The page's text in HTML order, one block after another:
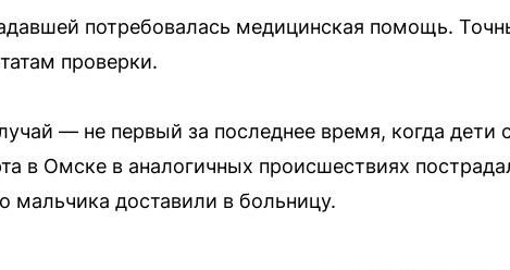
потребовалась медицинская помощь.
проверки.
— не первый за последнее время, когда
в Омске в аналогичных происшествиях
мальчика доставили в больницу.